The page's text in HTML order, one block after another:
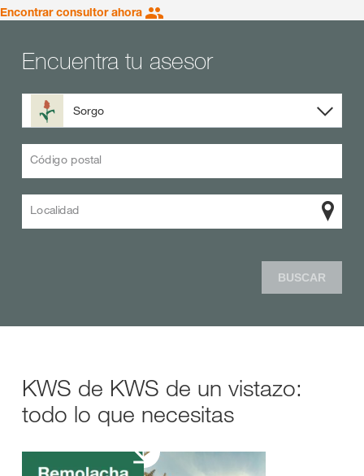
Encontrar consultor ahora
Encuentra tu asesor
Sorgo
Código postal
Localidad
BUSCAR
KWS de KWS de un vistazo:
todo lo que necesitas